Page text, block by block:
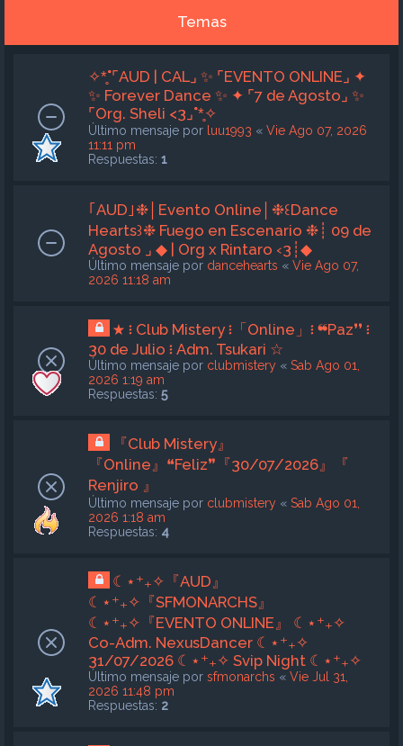
Temas
✧*̥˚⌜AUD | CAL⌟ ✨ ⌜EVENTO ONLINE⌟ ✦
✨ Forever Dance ✨ ✦ ⌜7 de Agosto⌟ ✨
⌜Org. Sheli <3⌟˚*̥✧
Último mensaje por luu1993 « Vie Ago 07, 2026
11:11 pm
Respuestas: 1
｢AUD｣❉│Evento Online│❉꒰Dance
Hearts꒱❉ Fuego en Escenario ❉┊ 09 de
Agosto ⌟ ◆ | Org x Rintaro ‹3┊◆
Último mensaje por dancehearts « Vie Ago 07,
2026 11:18 am
★ ፧ Club Mistery ፧「Online」፧ ❝Paz❜❜ ፧
30 de Julio ፧ Adm. Tsukari ☆
Último mensaje por clubmistery « Sab Ago 01,
2026 1:19 am
Respuestas: 5
『Club Mistery』
『Online』❝Feliz❞『30/07/2026』『
Renjiro 』
Último mensaje por clubmistery « Sab Ago 01,
2026 1:18 am
Respuestas: 4
☾⋆⁺₊✧『AUD』
☾⋆⁺₊✧『SFMONARCHS』
☾⋆⁺₊✧『EVENTO ONLINE』 ☾⋆⁺₊✧
Co-Adm. NexusDancer ☾⋆⁺₊✧
31/07/2026 ☾⋆⁺₊✧ Svip Night ☾⋆⁺₊✧
Último mensaje por sfmonarchs « Vie Jul 31,
2026 11:48 pm
Respuestas: 2